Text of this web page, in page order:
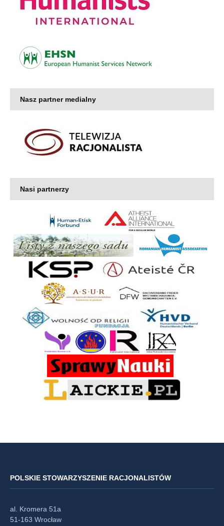
Nasz partner medialny
Nasi partnerzy
POLSKIE STOWARZYSZENIE RACJONALISTÓW
al. Kromera 51a
51-163 Wrocław